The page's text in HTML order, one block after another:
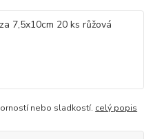
nebo sladkostí. celý popis